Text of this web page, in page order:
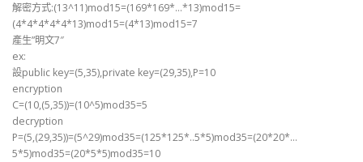
解密方式:(13^11)mod15=(169*169*…*13)mod15=
(4*4*4*4*4*13)mod15=(4*13)mod15=7
產生”明文7″
ex:
設public key=(5,35),private key=(29,35),P=10
encryption
C=(10,(5,35))=(10^5)mod35=5
decryption
P=(5,(29,35))=(5^29)mod35=(125*125*..5*5)mod35=(20*20*…
5*5)mod35=(20*5*5)mod35=10